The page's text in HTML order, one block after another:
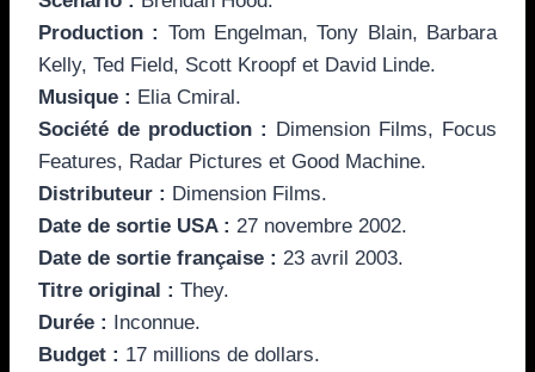
Production : Tom Engelman, Tony Blain, Barbara
Kelly, Ted Field, Scott Kroopf et David Linde.
Musique : Elia Cmiral.
Société de production : Dimension Films, Focus
Features, Radar Pictures et Good Machine.
Distributeur : Dimension Films.
Date de sortie USA : 27 novembre 2002.
Date de sortie française : 23 avril 2003.
Titre original : They.
Durée : Inconnue.
Budget : 17 millions de dollars.